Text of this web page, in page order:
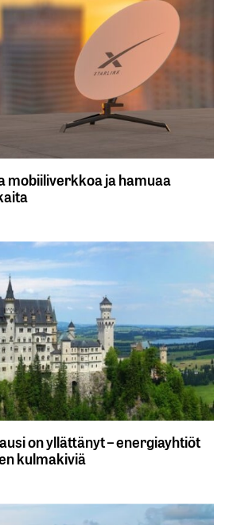
mobiiliverkkoa ja hamuaa
on yllättänyt – energiayhtiöt
kulmakiviä